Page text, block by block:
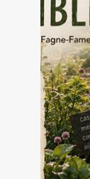
omvat
De
Te